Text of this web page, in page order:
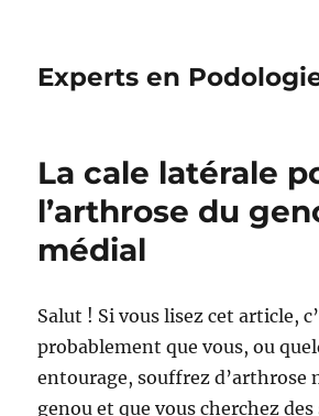
Experts en
La cale latérale
l’arthrose du
médial
Salut ! Si vous lisez cet article,
probablement que vous, ou
entourage, souffrez d’arthrose
genou et que vous cherchez